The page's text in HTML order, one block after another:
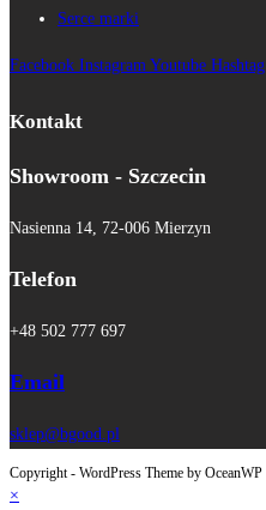
Serce marki
Facebook Instagram Youtube Hashtag
Kontakt
Showroom - Szczecin
Nasienna 14, 72-006 Mierzyn
Telefon
+48 502 777 697
Email
sklep@bgood.pl
Copyright - WordPress Theme by OceanWP
×